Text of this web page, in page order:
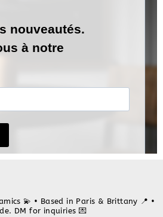
💫 • Based in Paris & Brittany 📍 •
DM for inquiries 💌